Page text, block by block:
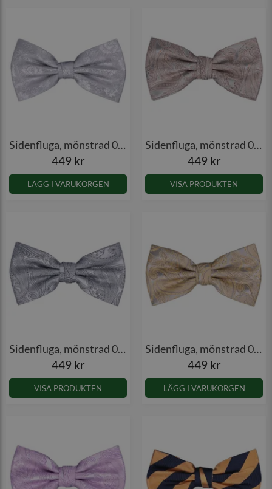
Sidenfluga, mönstrad 016
449 kr
LÄGG I VARUKORGEN
Sidenfluga, mönstrad 021
449 kr
VISA PRODUKTEN
Sidenfluga, mönstrad 021
449 kr
VISA PRODUKTEN
Sidenfluga, mönstrad 021
449 kr
LÄGG I VARUKORGEN